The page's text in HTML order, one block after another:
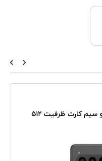
گوشی موبایل داریا مدل bond II دو سیم کارت ظرفیت ۵۱۲